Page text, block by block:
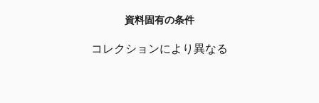
資料固有の条件
コレクションにより異なる